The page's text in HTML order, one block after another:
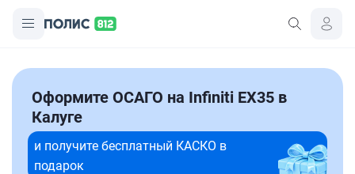
Оформите ОСАГО на Infiniti EX35 в
Калуге
и получите бесплатный КАСКО в
подарок